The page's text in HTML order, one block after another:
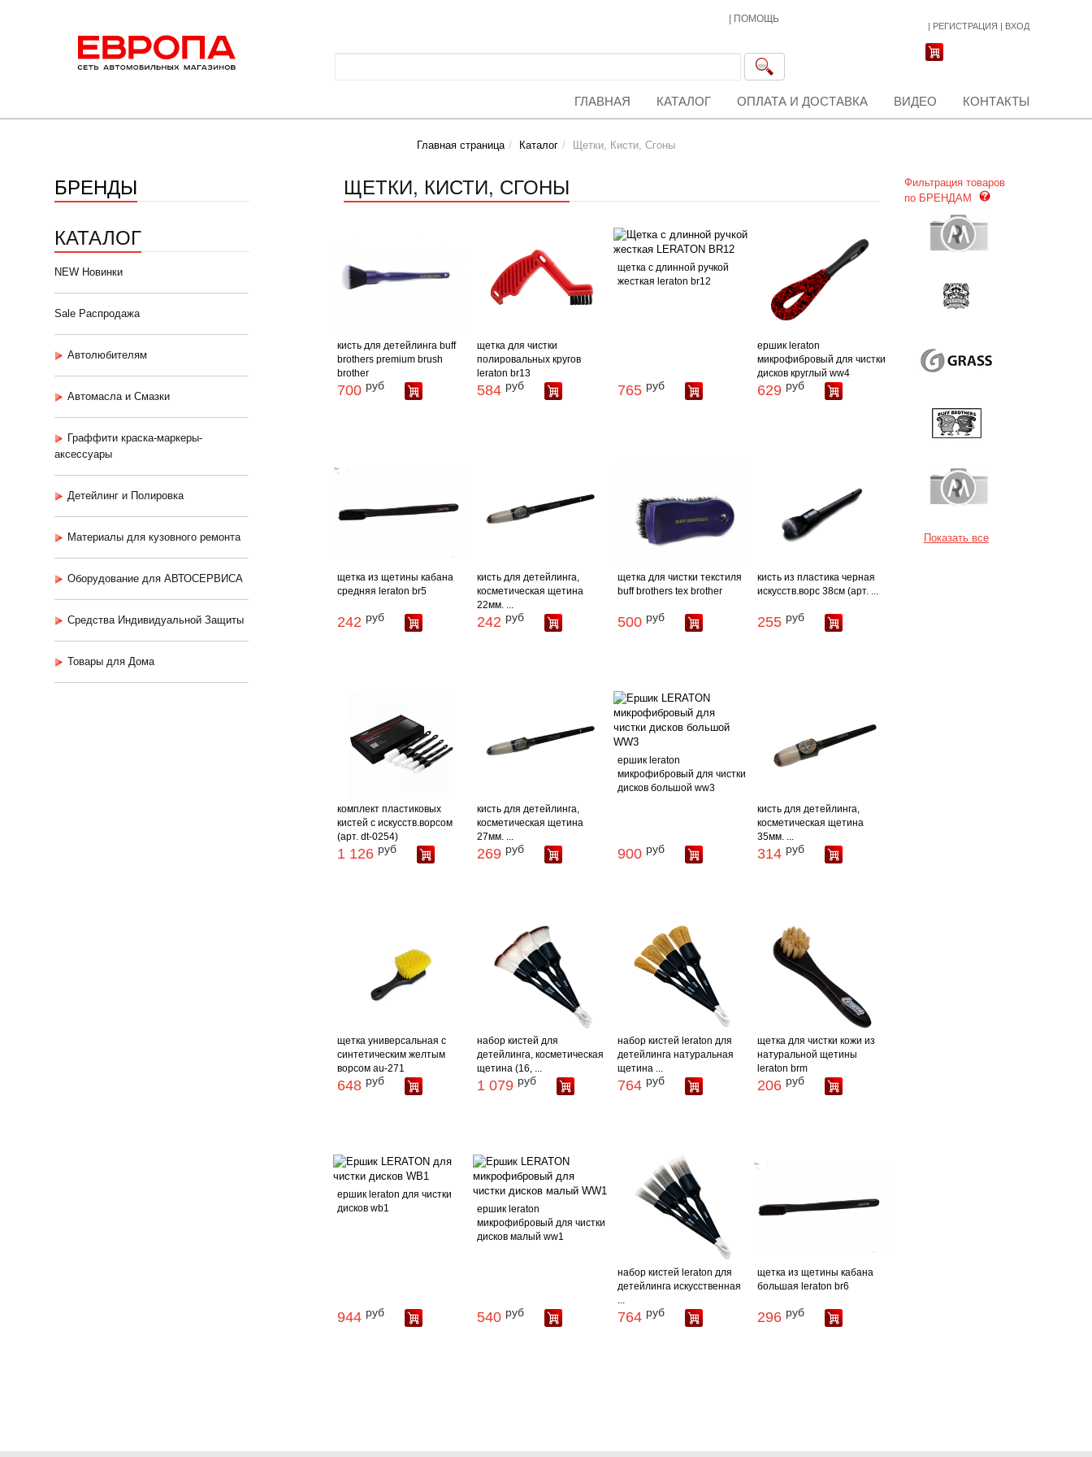
ПОМОЩЬ
| РЕГИСТРАЦИЯ | ВХОД
ГЛАВНАЯ КАТАЛОГ ОПЛАТА И ДОСТАВКА ВИДЕО КОНТАКТЫ
Главная страница Каталог Щетки, Кисти, Сгоны
БРЕНДЫ
КАТАЛОГ
NEW Новинки
Sale Распродажа
Автолюбителям
Автомасла и Смазки
Граффити краска-маркеры-
аксессуары
Детейлинг и Полировка
Материалы для кузовного ремонта
Оборудование для АВТОСЕРВИСА
Средства Индивидуальной Защиты
Товары для Дома
ЩЕТКИ, КИСТИ, СГОНЫ
кисть для детейлинга buff
brothers premium brush
brother
700 руб
щетка для чистки
полировальных кругов
leraton br13
584 руб
щетка с длинной ручкой
жесткая leraton br12
765 руб
ершик leraton
микрофибровый для чистки
дисков круглый ww4
629 руб
щетка из щетины кабана
средняя leraton br5
242 руб
кисть для детейлинга,
косметическая щетина
22мм. ...
242 руб
щетка для чистки текстиля
buff brothers tex brother
500 руб
кисть из пластика черная
искусств.ворс 38см (арт. ...
255 руб
комплект пластиковых
кистей с искусств.ворсом
(арт. dt-0254)
1 126 руб
кисть для детейлинга,
косметическая щетина
27мм. ...
269 руб
ершик leraton
микрофибровый для чистки
дисков большой ww3
900 руб
кисть для детейлинга,
косметическая щетина
35мм. ...
314 руб
щетка универсальная с
синтетическим желтым
ворсом au-271
648 руб
набор кистей для
детейлинга, косметическая
щетина (16, ...
1 079 руб
набор кистей leraton для
детейлинга натуральная
щетина ...
764 руб
щетка для чистки кожи из
натуральной щетины
leraton brm
206 руб
ершик leraton для чистки
дисков wb1
944 руб
ершик leraton
микрофибровый для чистки
дисков малый ww1
540 руб
набор кистей leraton для
детейлинга искусственная
...
764 руб
щетка из щетины кабана
большая leraton br6
296 руб
Фильтрация товаров
по БРЕНДАМ
Показать все